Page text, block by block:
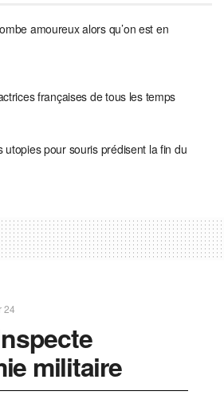
amoureux alors qu’on est en
françaises de tous les temps
utopies pour souris prédisent la fin du
24
militaire